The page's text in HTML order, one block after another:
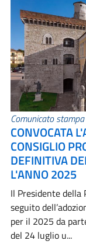
Comunicato
CONVOCATA
CONSIGLIO
DEFINITIVA
L'ANNO 2025
Il Presidente della
seguito
per il 2025 da
del 24 luglio u...